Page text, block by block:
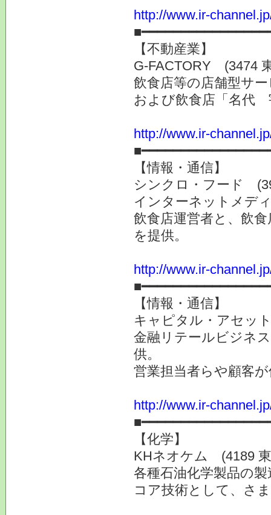
http://www.ir-
【不動産業】
G-FACTORY (3474
飲食店等の店舗型サ
および飲食店「名代
http://www.ir-
【情報・通信】
シンクロ・フード
インターネットメデ
飲食店運営者と、飲
を提供。
http://www.ir-
【情報・通信】
キャピタル・アセッ
金融リテールビジネ
供。
営業担当者らや顧客
http://www.ir-
【化学】
KHネオケム (4189
各種石油化学製品の
コア技術として、さ